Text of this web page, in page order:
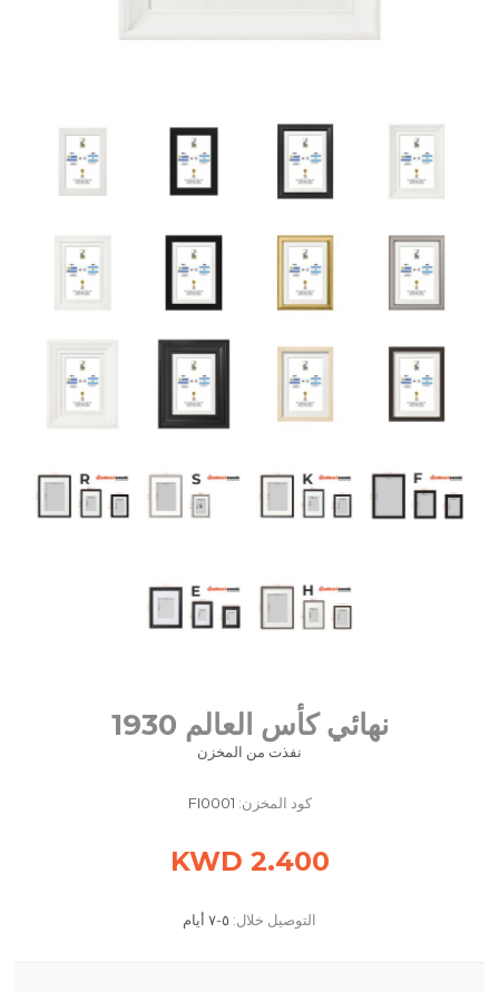
نهائي كأس العالم 1930
نفذت من المخزن
كود المخزن: FI0001
2.400 KWD
التوصيل خلال: ٥-٧ أيام